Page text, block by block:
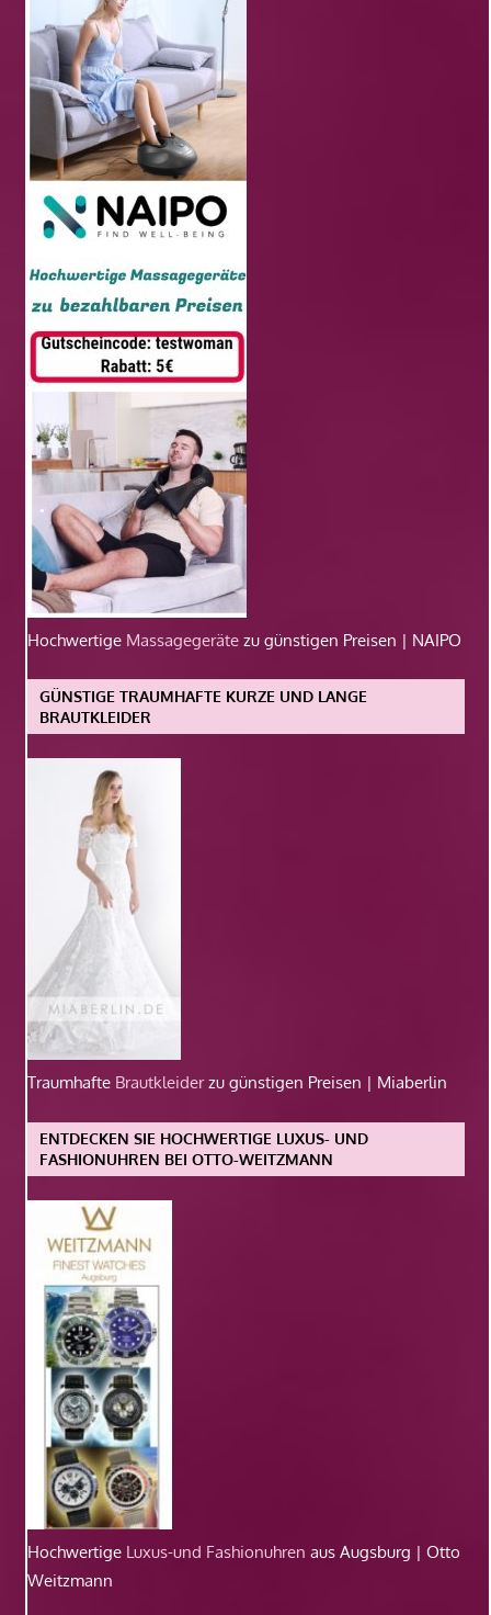
Hochwertige Massagegeräte zu günstigen Preisen | NAIPO
GÜNSTIGE TRAUMHAFTE KURZE UND LANGE
BRAUTKLEIDER
Traumhafte Brautkleiderzu günstigen Preisen | Miaberlin
ENTDECKEN SIE HOCHWERTIGE LUXUS- UND
FASHIONUHREN BEI OTTO-WEITZMANN
Hochwertige Luxus-und Fashionuhren aus Augsburg | Otto
Weitzmann